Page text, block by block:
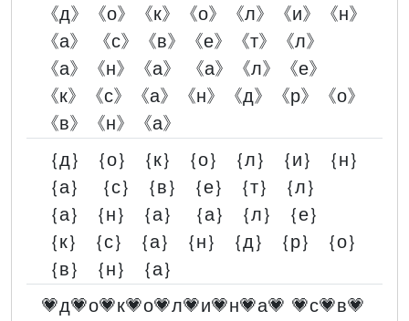
《д》《о》《к》《о》《л》《и》《н》
《а》 《с》《в》《е》《т》《л》
《а》《н》《а》 《а》《л》《е》
《к》《с》《а》《н》《д》《р》《о》
《в》《н》《а》
｛д｝｛о｝｛к｝｛о｝｛л｝｛и｝｛н｝
｛а｝ ｛с｝｛в｝｛е｝｛т｝｛л｝
｛а｝｛н｝｛а｝ ｛а｝｛л｝｛е｝
｛к｝｛с｝｛а｝｛н｝｛д｝｛р｝｛о｝
｛в｝｛н｝｛а｝
💗д💗о💗к💗о💗л💗и💗н💗а💗 💗с💗в💗